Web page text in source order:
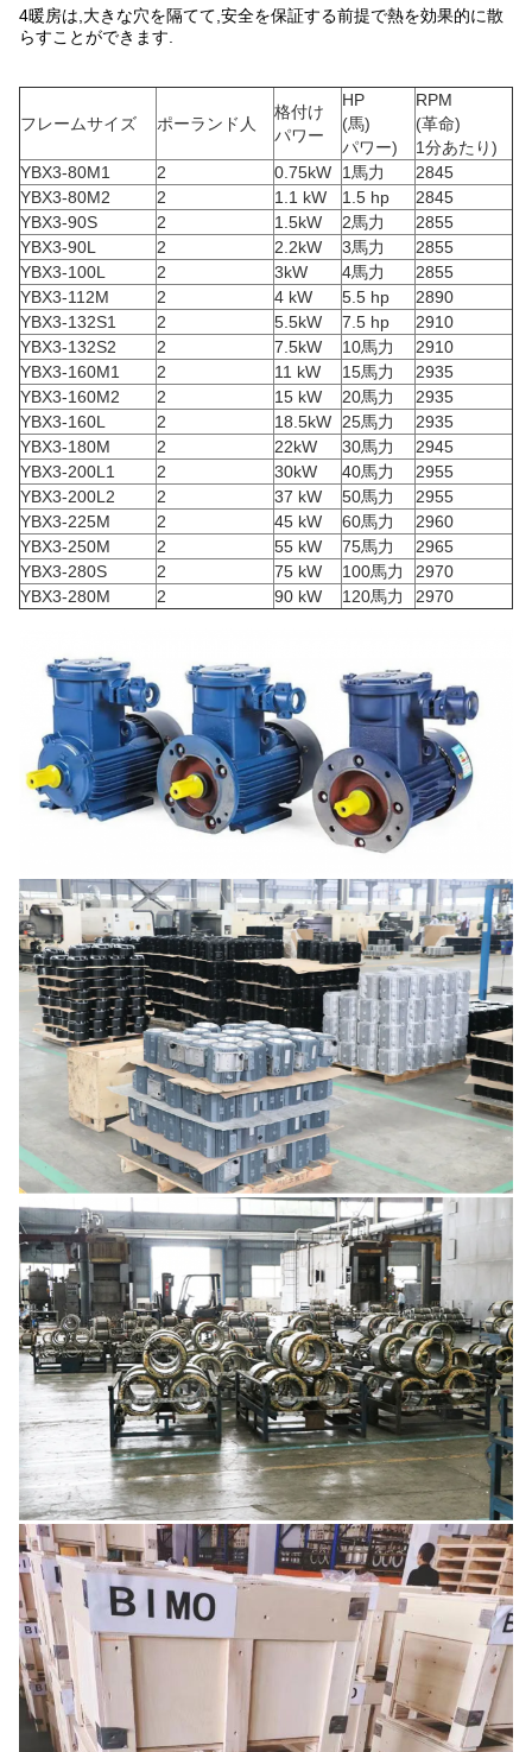
4暖房は,大きな穴を隔てて,安全を保証する前提で熱を効果的に散
らすことができます.
フレームサイズ ポーランド人
格付け
パワー
HP
(馬)
パワー)
RPM
(革命)
1分あたり)
YBX3-80M1
2 0.75kW 1馬力
2845
YBX3-80M2
2 1.1 kW 1.5 hp
2845
YBX3-90S
2 1.5kW 2馬力
2855
YBX3-90L
2 2.2kW 3馬力
2855
YBX3-100L
2 3kW 4馬力
2855
YBX3-112M
2 4 kW 5.5 hp
2890
YBX3-132S1
2 5.5kW 7.5 hp
2910
YBX3-132S2
2 7.5kW 10馬力
2910
YBX3-160M1
2 11 kW 15馬力
2935
YBX3-160M2
2 15 kW 20馬力
2935
YBX3-160L
2 18.5kW 25馬力
2935
YBX3-180M
2 22kW 30馬力
2945
YBX3-200L1
2 30kW 40馬力
2955
YBX3-200L2
2 37 kW 50馬力
2955
YBX3-225M
2 45 kW 60馬力
2960
YBX3-250M
2 55 kW 75馬力
2965
YBX3-280S
2 75 kW 100馬力
2970
YBX3-280M
2 90 kW 120馬力 2970